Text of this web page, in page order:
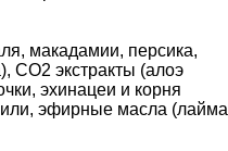
макадамии, персика,
СО2 экстракты (алоэ
эхинацеи и корня
эфирные масла (лайма